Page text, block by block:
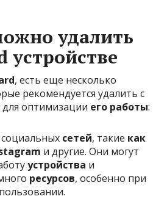
удалить
устройстве
, есть еще несколько
рекомендуется удалить с
для оптимизации его работы:
сетей, такие как
и другие. Они могут
устройства и
ресурсов, особенно при